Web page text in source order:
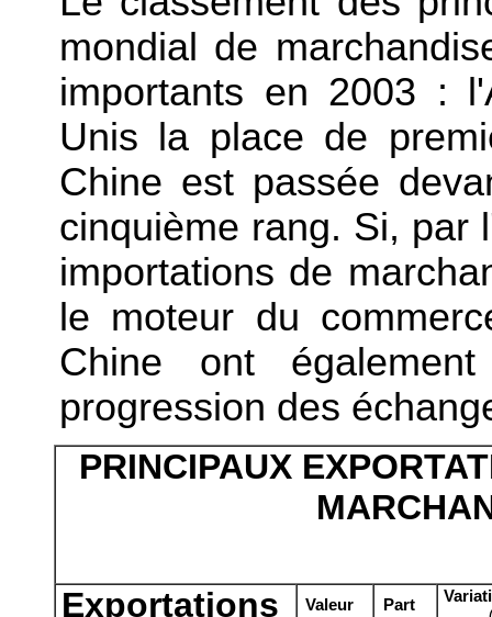
mondial de
importants en 2003 :
Unis la place de
Chine est passée
cinquième rang. Si, par
importations de
le moteur du
Chine ont
progression des
PRINCIPAUX
Exportations Valeur Part